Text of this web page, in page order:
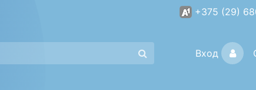
+375 (29)
Вход